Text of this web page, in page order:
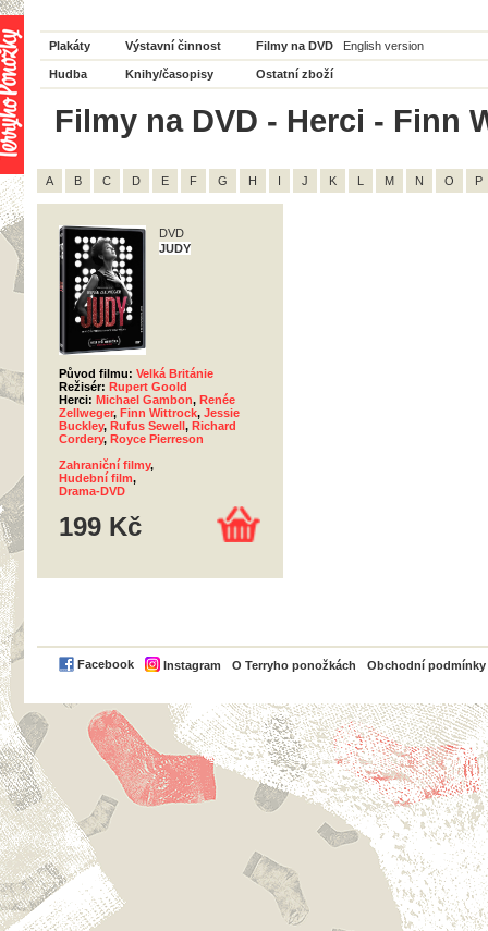
Plakáty Výstavní činnost Filmy na DVD English version
Hudba Knihy/časopisy Ostatní zboží
Filmy na DVD - Herci - Finn
A B C D E F G H I J K L M N O P
DVD
JUDY
Původ filmu: Velká Británie
Režisér: Rupert Goold
Herci: Michael Gambon, Renée
Zellweger, Finn Wittrock, Jessie
Buckley, Rufus Sewell, Richard
Cordery, Royce Pierreson
Zahraniční filmy,
Hudební film,
Drama-DVD
199 Kč
Facebook Instagram O Terryho ponožkách Obchodní podmínky
PayPal